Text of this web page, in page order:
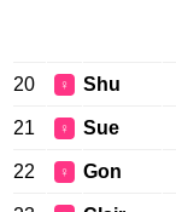
20 ♀ Shu
21 ♀ Sue
22 ♀ Gon